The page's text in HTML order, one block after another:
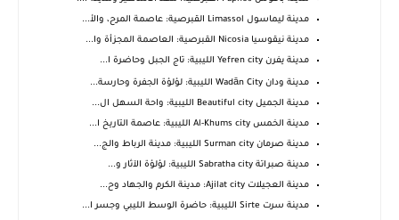
مدينة ليماسول Limassol القبرصية: عاصمة المرح، والأ...
مدينة نيقوسيا Nicosia القبرصية: العاصمة المجزأة وا...
مدينة يفرن Yefren city الليبية: تاج الجبل وحاضرة ا...
مدينة ودان Wadān City الليبية: لؤلؤة الجفرة وحارسة...
مدينة الجميل Beautiful city الليبية: واحة السهل ال...
مدينة الخمس Al-Khums city الليبية: عاصمة التاريخ ا...
مدينة صرمان Surman city الليبية: مدينة الرباط والج...
مدينة صبراتة Sabratha city الليبية: لؤلؤة الآثار و...
مدينة العجيلات Ajilat city: مدينة الكرم والجهاد وح...
مدينة سرت Sirte الليبية: حاضرة الوسط الليبي وجسر ا...